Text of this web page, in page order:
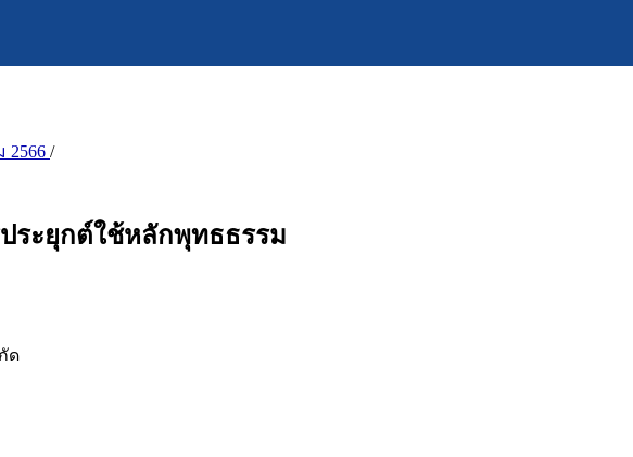
2566 /
ระยุกต์ใช้หลักพุทธธรรม
ด